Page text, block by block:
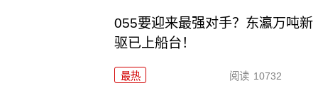
055要迎来最强对手？东瀛万吨新
驱已上船台！
最热 阅读 10732